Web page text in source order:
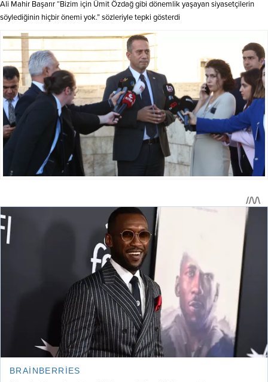
Ali Mahir Başarır “Bizim için Ümit Özdağ gibi dönemlik yaşayan siyasetçilerin
söylediğinin hiçbir önemi yok.” sözleriyle tepki gösterdi